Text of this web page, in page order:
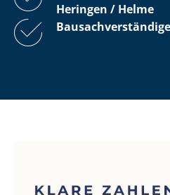
Heringen / Helme